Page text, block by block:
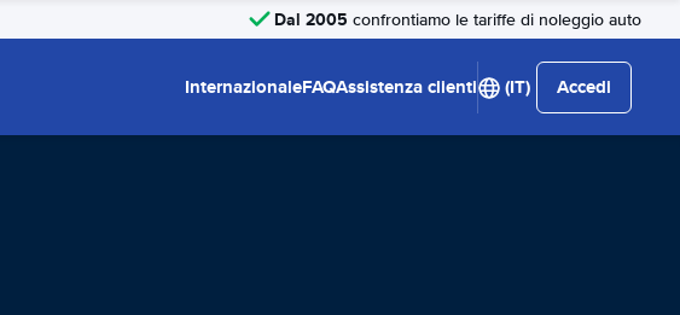
Dal 2005 confrontiamo le tariffe di noleggio auto
InternazionaleFAQAssistenza clienti (IT) Accedi